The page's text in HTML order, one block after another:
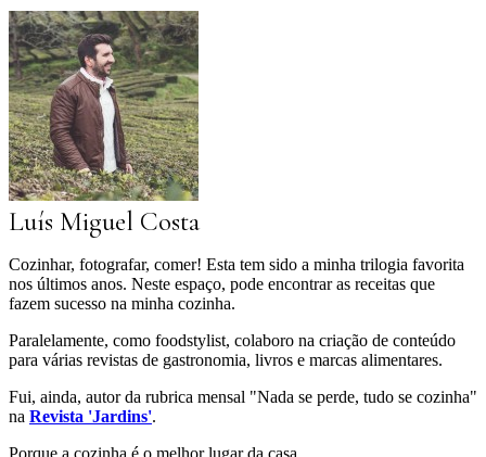
Luís Miguel Costa
Cozinhar, fotografar, comer! Esta tem sido a minha trilogia favorita
nos últimos anos. Neste espaço, pode encontrar as receitas que
fazem sucesso na minha cozinha.
Paralelamente, como foodstylist, colaboro na criação de conteúdo
para várias revistas de gastronomia, livros e marcas alimentares.
Fui, ainda, autor da rubrica mensal "Nada se perde, tudo se cozinha"
na Revista 'Jardins'.
Porque a cozinha é o melhor lugar da casa.